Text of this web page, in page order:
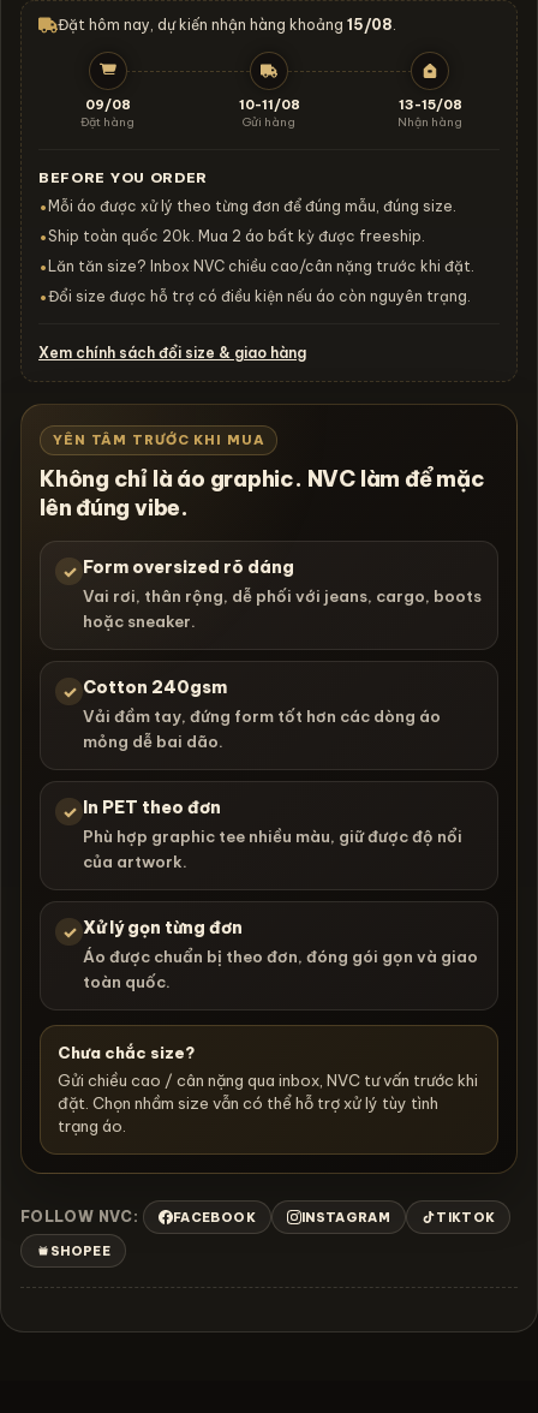
Đặt hôm nay, dự kiến nhận hàng khoảng 15/08.
09/08
Đặt hàng
10-11/08
Gửi hàng
13-15/08
Nhận hàng
BEFORE YOU ORDER
• Mỗi áo được xử lý theo từng đơn để đúng mẫu, đúng size.
•Ship toàn quốc 20k. Mua 2 áo bất kỳ được freeship.
• Lăn tăn size? Inbox NVC chiều cao/cân nặng trước khi đặt.
•Đổi size được hỗ trợ có điều kiện nếu áo còn nguyên trạng.
Xem chính sách đổi size & giao hàng
YÊN TÂM TRƯỚC KHI MUA
Không chỉ là áo graphic. NVC làm để mặc
lên đúng vibe.
✓ Form oversized rõ dáng
Vai rơi, thân rộng, dễ phối với jeans, cargo, boots
hoặc sneaker.
✓ Cotton 240gsm
Vải đầm tay, đứng form tốt hơn các dòng áo
mỏng dễ bai dão.
✓ In PET theo đơn
Phù hợp graphic tee nhiều màu, giữ được độ nổi
của artwork.
✓ Xử lý gọn từng đơn
Áo được chuẩn bị theo đơn, đóng gói gọn và giao
toàn quốc.
Chưa chắc size?
Gửi chiều cao / cân nặng qua inbox, NVC tư vấn trước khi
đặt. Chọn nhầm size vẫn có thể hỗ trợ xử lý tùy tình
trạng áo.
FOLLOW NVC: FACEBOOK INSTAGRAM
TIKTOK
SHOPEE